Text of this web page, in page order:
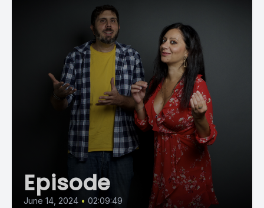
Episode
June 14, 2024 • 02:09:49